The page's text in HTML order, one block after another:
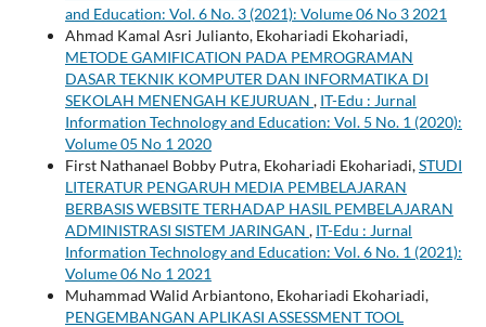
and Education: Vol. 6 No. 3 (2021): Volume 06 No 3 2021
Ahmad Kamal Asri Julianto, Ekohariadi Ekohariadi,
METODE GAMIFICATION PADA PEMROGRAMAN
DASAR TEKNIK KOMPUTER DAN INFORMATIKA DI
SEKOLAH MENENGAH KEJURUAN , IT-Edu : Jurnal
Information Technology and Education: Vol. 5 No. 1 (2020):
Volume 05 No 1 2020
First Nathanael Bobby Putra, Ekohariadi Ekohariadi,STUDI
LITERATUR PENGARUH MEDIA PEMBELAJARAN
BERBASIS WEBSITE TERHADAP HASIL PEMBELAJARAN
ADMINISTRASI SISTEM JARINGAN , IT-Edu : Jurnal
Information Technology and Education: Vol. 6 No. 1 (2021):
Volume 06 No 1 2021
Muhammad Walid Arbiantono, Ekohariadi Ekohariadi,
PENGEMBANGAN APLIKASI ASSESSMENT TOOL